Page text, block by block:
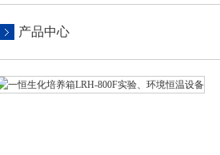
产品中心